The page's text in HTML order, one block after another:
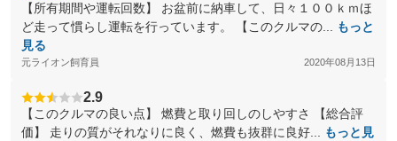
【所有期間や運転回数】 お盆前に納車して、日々１００ｋｍほ
ど走って慣らし運転を行っています。 【このクルマの...
もっと
見る
元ライオン飼育員 2020年08月13日
2.9
【このクルマの良い点】 燃費と取り回しのしやすさ 【総合評
価】 走りの質がそれなりに良く、燃費も抜群に良好...
もっと見